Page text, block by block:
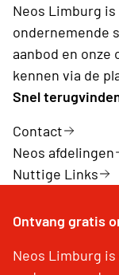
Neos Limburg
ondernemende
aanbod en onze
kennen via de
Snel
Contact
Neos afdelingen
Nuttige Links
Ontvang gratis
Neos Limburg